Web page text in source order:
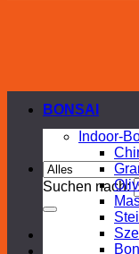
Suchen nach:
BONSAI
Indoor-